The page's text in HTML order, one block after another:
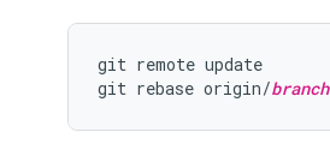
git remote update
git rebase origin/branch